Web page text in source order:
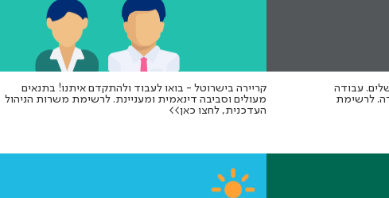
עבודה
לרשימת
קריירה בישרוטל - בואו לעבוד ולהתקדם איתנו! בתנאים
מעולים וסביבה דינאמית ומעניינת. לרשימת משרות הניהול
העדכנית, לחצו כאן>>